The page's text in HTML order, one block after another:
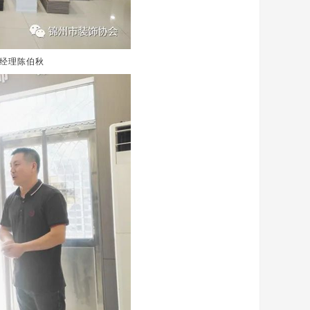
理陈伯秋